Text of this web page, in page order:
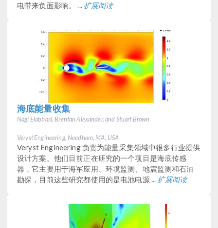
电带来负面影响。 ... 扩展阅读
海底能量收集
Nagi Elabbasi, Brentan Alexander, and Stuart Brown
Veryst Engineering, Needham, MA, USA
Veryst Engineering 负责为能量采集领域中很多行业提供
设计方案。他们目前正在研究的一个项目是海底传感
器，它主要用于海军应用、环境监测、地震监测和石油
勘探，目前这些研究都使用的是电池电源 ... 扩展阅读